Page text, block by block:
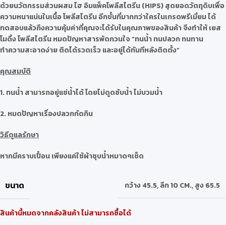
ด้วยนวัตกรรมส่วนผสม ไฮ อิมแพ็คโพลีสไตรีน (HIPS) สุดยอดวัตถุดิบเพื่อ
ความหนาแน่นในเนื้อ โพลีสไตรีน อีกขั้นที่มากกว่าใครในเกรดพรีเมี่ยม ได้
ทดสอบแล้วถึงความคุ้มค่าที่คุณจะได้รับในคุณภาพของสินค้า จึงทำให้ เยส
โมดิ้ง โพลีสไตรีน หมดปัญหาสารพัดกวนใจ “ทนน้ำ ทนปลวก ทนทาน
ทำความสะอาดง่าย ติดได้รวดเร็ว และอยู่ได้ทันทีหลังติดตั้ง”
คุณสมบัติ
1. ทนน้ำ สามารถอยู่แช่น้ำได้ โดยไม่ดูดซับน้ำ ไม่บวมน้ำ
2. หมดปัญหาเรื่องปลวกกัดกิน
วิธีดูแลรักษา
หากมีคราบเปื้อน เพียงแค่ใช้ผ้าชุบน้ำหมาดๆเช็ด
ขนาด กว้าง 45.5,ลึก 10 CM.,สูง 65.5
สินค้านี้หมดจากคลังสินค้า ไม่สามารถซื้อได้